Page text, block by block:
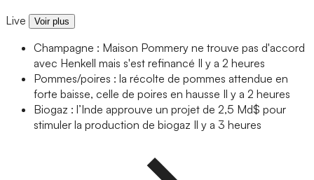
Live Voir plus
Champagne : Maison Pommery ne trouve pas d'accord
avec Henkell mais s'est refinancé Il y a 2 heures
Pommes/poires : la récolte de pommes attendue en
forte baisse, celle de poires en hausse Il y a 2 heures
Biogaz : l’Inde approuve un projet de 2,5 Md$ pour
stimuler la production de biogaz Il y a 3 heures